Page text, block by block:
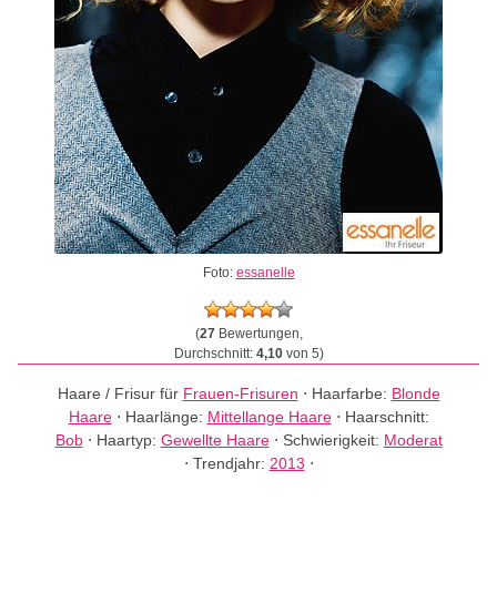
Foto: essanelle
(27Bewertungen,
Durchschnitt: 4,10von 5)
Haare / Frisur für Frauen-Frisuren ⋅ Haarfarbe: Blonde
Haare⋅ Haarlänge: Mittellange Haare⋅ Haarschnitt:
Bob⋅ Haartyp: Gewellte Haare⋅ Schwierigkeit: Moderat
⋅ Trendjahr: 2013 ⋅